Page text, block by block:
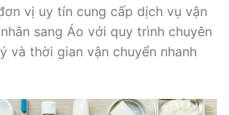
vị uy tín cung cấp dịch vụ vận
sang Áo với quy trình chuyên
và thời gian vận chuyển nhanh